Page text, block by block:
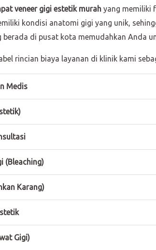
veneer gigi estetik murahyang memiliki
kondisi anatomi gigi yang unik,
berada di pusat kota memudahkan Anda
rincian biaya layanan di klinik kami
Medis
(Bleaching)
Karang)
Gigi)